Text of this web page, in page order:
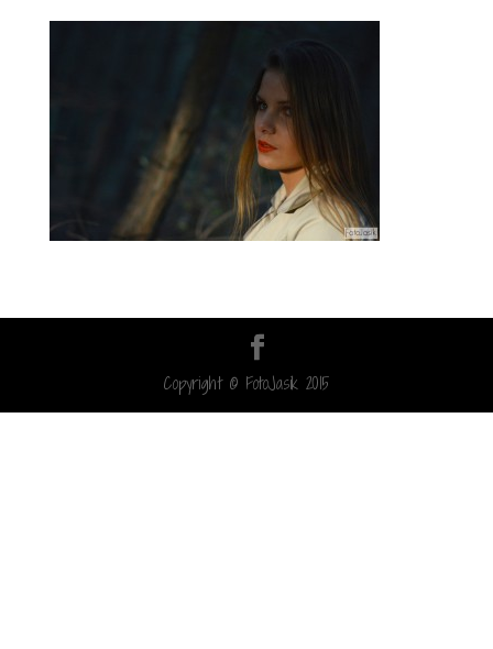
Copyright © FotoJasik 2015